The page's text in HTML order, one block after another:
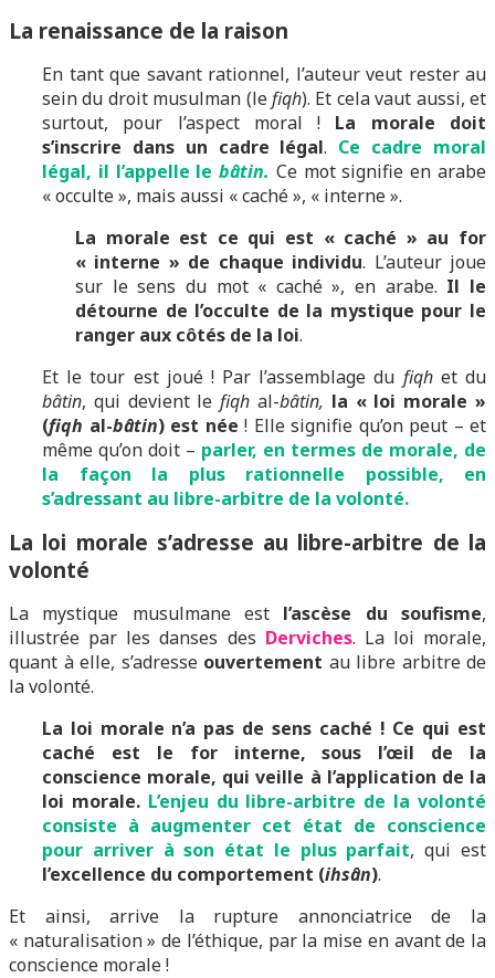
La renaissance de la raison
En tant que savant rationnel, l’auteur veut rester au
sein du droit musulman (lefiqh). Et cela vaut aussi, et
surtout, pour l’aspect moral ! La morale doit
s’inscrire dans un cadre légal. Ce cadre moral
légal, il l’appelle lebâtin. Ce mot signifie en arabe
« occulte », mais aussi « caché », « interne ».
La morale est ce qui est « caché » au for
« interne » de chaque individu. L’auteur joue
sur le sens du mot « caché », en arabe. Il le
détourne de l’occulte de la mystique pour le
ranger aux côtés de la loi.
Et le tour est joué ! Par l’assemblage du fiqhet du
bâtin, qui devient lefiqh al-bâtin, la « loi morale »
(fiqh al-bâtin) est née ! Elle signifie qu’on peut – et
même qu’on doit – parler, en termes de morale, de
la façon la plus rationnelle possible, en
s’adressant au libre-arbitre de la volonté.
La loi morale s’adresse au libre-arbitre de la
volonté
La mystique musulmane est l’ascèse du soufisme,
illustrée par les danses des Derviches. La loi morale,
quant à elle, s’adresse ouvertement au libre arbitre de
la volonté.
La loi morale n’a pas de sens caché ! Ce qui est
caché est le for interne, sous l’œil de la
conscience morale, qui veille à l’application de la
loi morale. L’enjeu du libre-arbitre de la volonté
consiste à augmenter cet état de conscience
pour arriver à son état le plus parfait, qui est
l’excellence du comportement (ihsân).
Et ainsi, arrive la rupture annonciatrice de la
« naturalisation » de l’éthique, par la mise en avant de la
conscience morale !